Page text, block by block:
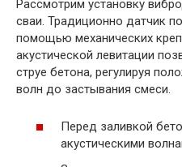
Рассмотрим установку
сваи. Традиционно датчик
помощью механических
акустической левитации
струе бетона, регулируя
волн до застывания смеси.
Перед заливкой
акустическими